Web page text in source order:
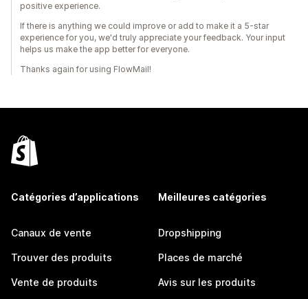
positive experience.
If there is anything we could improve or add to make it a 5-star
experience for you, we'd truly appreciate your feedback. Your input
helps us make the app better for everyone.
Thanks again for using FlowMail!
Catégories d’applications
Canaux de vente
Trouver des produits
Vente de produits
Meilleures catégories
Dropshipping
Places de marché
Avis sur les produits